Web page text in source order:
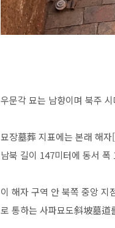
우문각 묘는 남향이며 북주
묘장墓葬 지표에는 본래 해
남북 길이 147미터에 동서 폭
이 해자 구역 안 북쪽 중앙
로 통하는 사파묘도斜坡墓道